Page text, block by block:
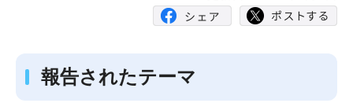
報告されたテーマ